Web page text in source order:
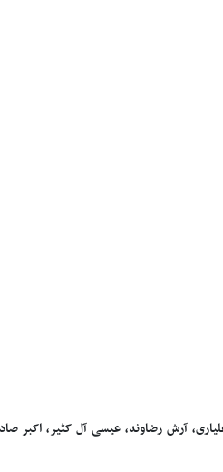
آرش رضاوند، عیسی آل کثیر، اکبر